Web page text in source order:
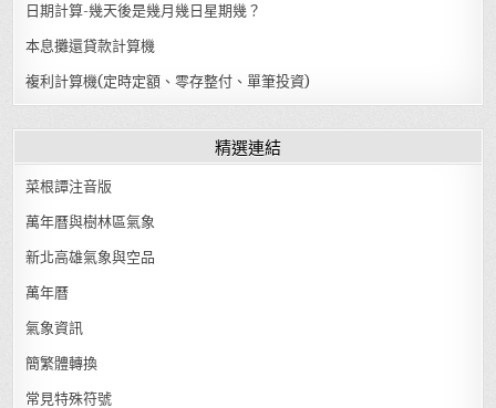
日期計算-幾天後是幾月幾日星期幾？
本息攤還貸款計算機
複利計算機(定時定額、零存整付、單筆投資)
精選連結
菜根譚注音版
萬年曆與樹林區氣象
新北高雄氣象與空品
萬年曆
氣象資訊
簡繁體轉換
常見特殊符號